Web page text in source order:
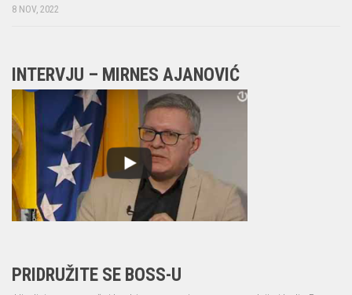
8 NOV, 2022
INTERVJU – MIRNES AJANOVIĆ
PRIDRUŽITE SE BOSS-U